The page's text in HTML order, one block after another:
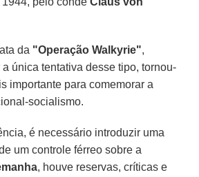
da "Operação Walkyrie",
única tentativa desse tipo, tornou-
importante para comemorar a
socialismo.
é necessário introduzir uma
um controle férreo sobre a
, houve reservas, críticas e